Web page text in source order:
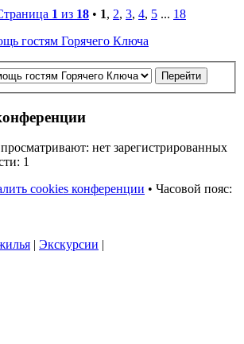
1 из 18 • 1, 2, 3, 4, 5 ... 18
гостям Горячего Ключа
нет зарегистрированных
1
cookies конференции • Часовой пояс:
| Экскурсии |